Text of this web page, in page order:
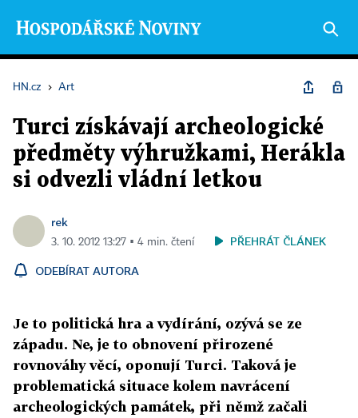
HN.cz › Art
Turci získávají archeologické
předměty výhružkami, Herákla
si odvezli vládní letkou
rek
3. 10. 2012 13:27 ▪ 4 min. čtení PŘEHRÁT ČLÁNEK
ODEBÍRAT AUTORA
Je to politická hra a vydírání, ozývá se ze
západu. Ne, je to obnovení přirozené
rovnováhy věcí, oponují Turci. Taková je
problematická situace kolem navrácení
archeologických památek, při němž začali